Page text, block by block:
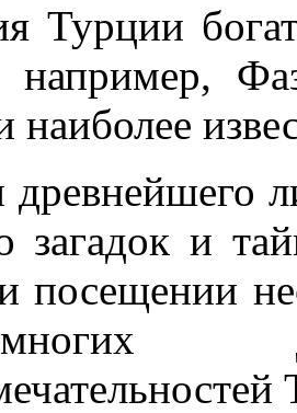
Турции
например,
наиболее
загадок и
посещении